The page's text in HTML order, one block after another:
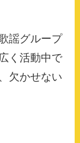
謡グループ
く活動中で
欠かせない